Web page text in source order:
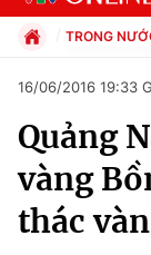
Chuyên mục
Chính trị
TRONG
Xã hội
Pháp luật
Kinh tế
Thể thao
Truyền
Văn hóa
16/06/2016 19:33
Quảng
vàng
thác